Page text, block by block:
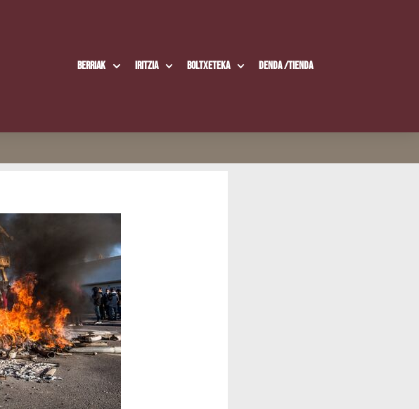
Berriak Iritzia Boltxe­te­ka Den­da /​Tien­da